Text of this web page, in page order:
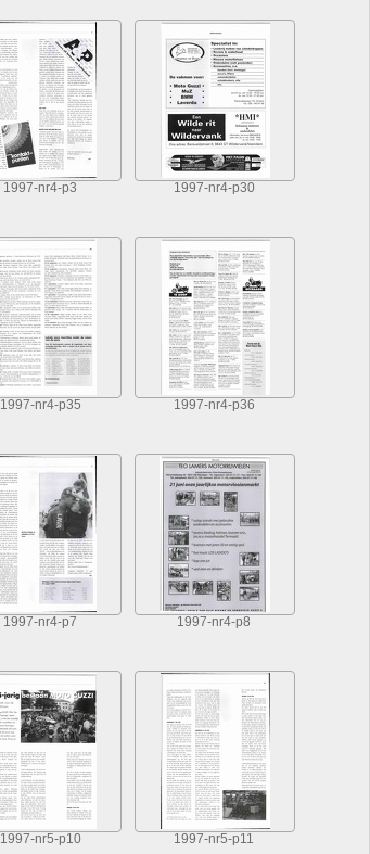
1997-nr4-p3 1997-nr4-p30
1997-nr4-p35 1997-nr4-p36
1997-nr4-p7 1997-nr4-p8
1997-nr5-p10 1997-nr5-p11